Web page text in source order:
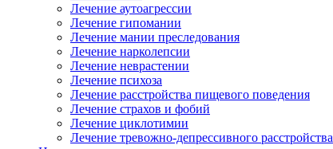
Лечение аутоагрессии
Лечение гипомании
Лечение мании преследования
Лечение нарколепсии
Лечение неврастении
Лечение психоза
Лечение расстройства пищевого поведения
Лечение страхов и фобий
Лечение циклотимии
Лечение тревожно-депрессивного расстройства